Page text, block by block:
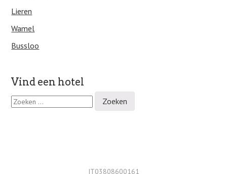
Lieren
Wamel
Bussloo
Vind een hotel
Z
o
IT03808600161